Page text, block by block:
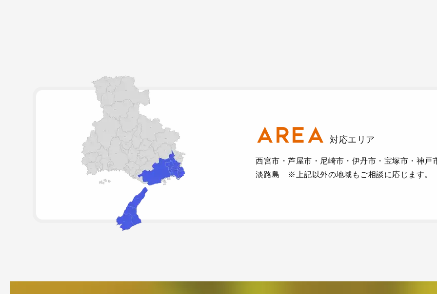
AREA 対応エリア
西宮市・芦屋市・尼崎市・伊丹市・宝塚市・神戸
淡路島 ※上記以外の地域もご相談に応じます。